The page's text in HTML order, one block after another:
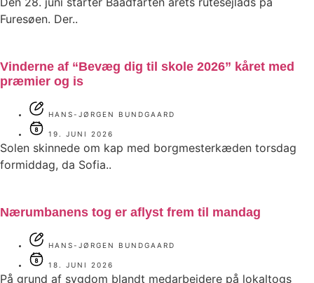
Furesøen. Der..
Vinderne af “Bevæg dig til skole 2026” kåret med
præmier og is
HANS-JØRGEN BUNDGAARD
19. JUNI 2026
Solen skinnede om kap med borgmesterkæden torsdag
formiddag, da Sofia..
Nærumbanens tog er aflyst frem til mandag
HANS-JØRGEN BUNDGAARD
18. JUNI 2026
På grund af sygdom blandt medarbejdere på lokaltogs